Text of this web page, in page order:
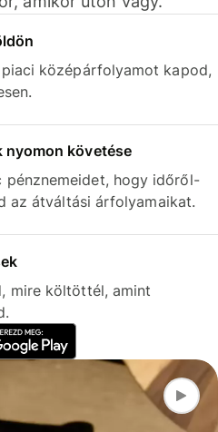
középárfolyamot kapod,
nyomon követése
pénznemeidet, hogy időről-
az átváltási árfolyamaikat.
mire költöttél, amint